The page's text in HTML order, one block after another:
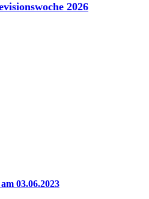
2026
03.06.2023